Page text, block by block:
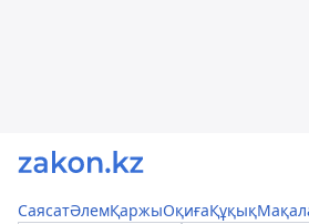
СаясатӘлемҚаржыОқиғаҚұқық